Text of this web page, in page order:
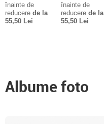
înainte de
reducere de la
55,50 Lei
înainte de
reducere de la
55,50 Lei
Albume foto